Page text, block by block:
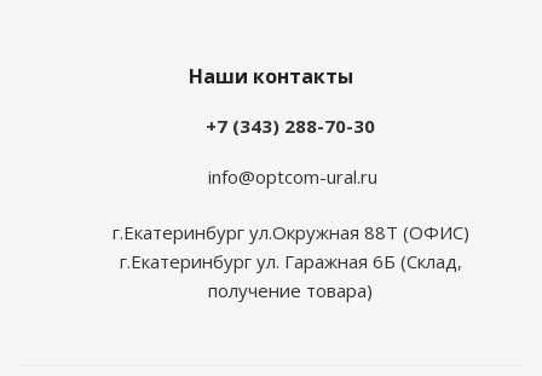
Наши контакты
+7 (343) 288-70-30
info@optcom-ural.ru
г.Екатеринбург ул.Окружная 88Т (ОФИС)
г.Екатеринбург ул. Гаражная 6Б (Склад,
получение товара)